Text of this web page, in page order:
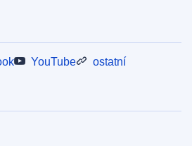
YouTube ostatní